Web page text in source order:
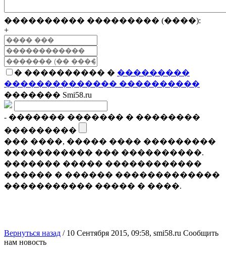
���������� ��������� (����):
+
� ���������� � ���������
�������������� ����������
������� Smi58.ru
- ������� ������� � ��������
���������
��� ����, ����� ���� ���������
����������� ��� ����������.
������� ����� ������������
������ � ������ �������������
����������� ����� � ����.
Вернуться назад / 10 Сентября 2015, 09:58, smi58.ru Сообщить
нам новость